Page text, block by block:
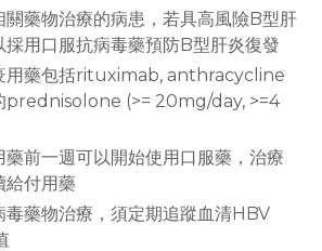
關藥物治療的病患，若具高風險B型肝
採用口服抗病毒藥預防B型肝炎復發
用藥包括rituximab, anthracycline
prednisolone (>= 20mg/day, >=4
藥前一週可以開始使用口服藥，治療
給付用藥
毒藥物治療，須定期追蹤血清HBV